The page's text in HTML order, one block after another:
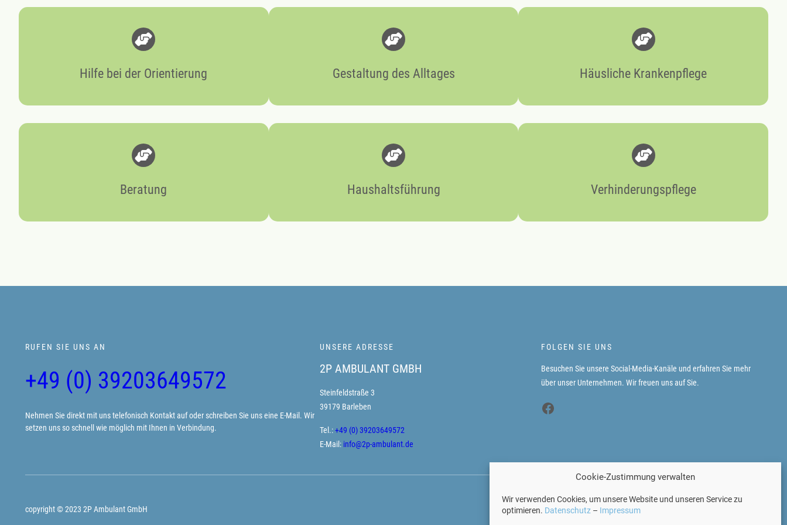
Cookie-Zustimmung verwalten
Wir verwenden Cookies, um unsere Website und unseren Service zu
optimieren. Datenschutz – Impressum
Hilfe bei der Orientierung Gestaltung des Alltages Häusliche Krankenpflege
Beratung Haushaltsführung Verhinderungspflege
RUFEN SIE UNS AN
+49 (0) 39203649572
Nehmen Sie direkt mit uns telefonisch Kontakt auf oder schreiben Sie uns eine E-Mail. Wir
setzen uns so schnell wie möglich mit Ihnen in Verbindung.
UNSERE ADRESSE
2P AMBULANT GMBH
Steinfeldstraße 3
39179 Barleben
Tel.:+49 (0) 39203649572
E-Mail: info@2p-ambulant.de
FOLGEN SIE UNS
Besuchen Sie unsere Social-Media-Kanäle und erfahren Sie mehr
über unser Unternehmen. Wir freuen uns auf Sie.
Facebook
copyright © 2023 2P Ambulant GmbH